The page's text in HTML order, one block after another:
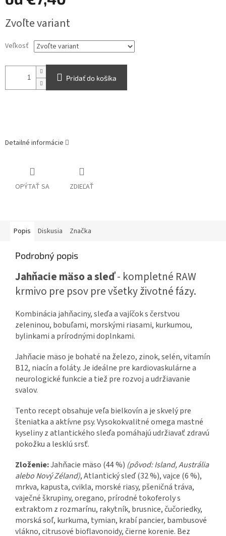
cena:
Zvoľte variant
Veľkosť
Pridať do košíka
Detailné informácie
OPÝTAŤ SA ZDIEĽAŤ
Popis Diskusia Značka
Podrobný popis
Jahňacie mäso a sleď- kompletné RAW
krmivo pre psov pre všetky životné fázy.
Kombinácia jahňaciny, sleďa a vajíčok s čerstvou
zeleninou, bobuľami, morskými riasami, kurkumou,
bylinkami a prírodnými doplnkami.
Jahňacie mäso je bohaté na železo, zinok, selén, vitamín
B12, niacín a foláty. Je ideálne pre kardiovaskulárne a
neurologické funkcie a tiež pre rozvoj a udržiavanie
svalov.
Tento recept obsahuje veľa bielkovín a je skvelý pre
šteniatka a aktívne psy. Vysokokvalitné omega mastné
kyseliny z atlantického sleďa pomáhajú udržiavať zdravú
pokožku a lesklú srsť.
Zloženie:Jahňacie mäso (44 %) (pôvod: Island, Austrália
alebo Nový Zéland), Atlantický sleď (32 %), vajce (6 %),
mrkva, kapusta, cvikla, morské riasy, pšeničná tráva,
vaječné škrupiny, oregano, prírodné tokoferoly s
extraktom z rozmarínu, rakytník, brusnice, čučoriedky,
morská soľ, kurkuma, tymian, krabí pancier, bambusové
vlákno, citrusové bioflavonoidy, čierne korenie. Bez